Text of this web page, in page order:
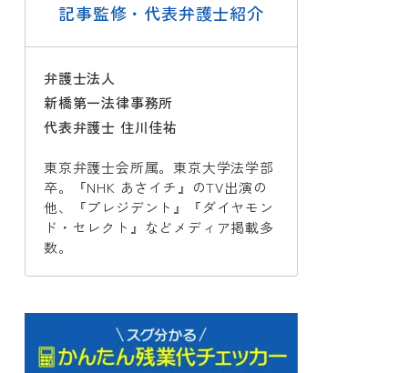
記事監修・代表弁護士紹介
弁護士法人
新橋第一法律事務所
代表弁護士 住川佳祐
東京弁護士会所属。東京大学法学部
卒。『NHK あさイチ』のTV出演の
他、『プレジデント』『ダイヤモン
ド・セレクト』などメディア掲載多
数。